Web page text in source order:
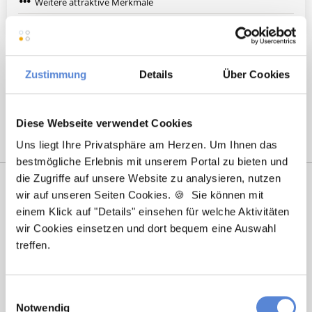
Zustimmung Details Über Cookies
Diese Webseite verwendet Cookies
Uns liegt Ihre Privatsphäre am Herzen. Um Ihnen das
bestmögliche Erlebnis mit unserem Portal zu bieten und
die Zugriffe auf unsere Website zu analysieren, nutzen
wir auf unseren Seiten Cookies. 🍪 Sie können mit
einem Klick auf "Details" einsehen für welche Aktivitäten
wir Cookies einsetzen und dort bequem eine Auswahl
treffen.
Notwendig
Hier finden Sie aktuelle Stellenangebote in Ihrer
Wunschregion: